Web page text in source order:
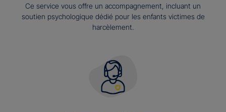
Ce service vous offre un accompagnement, incluant un
soutien psychologique dédié pour les enfants victimes de
harcèlement.